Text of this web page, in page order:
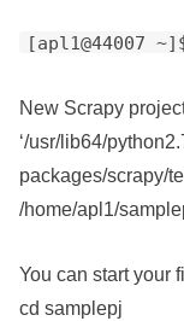
[apl1@44007
New Scrapy
‘/usr/lib64/
packages/scrapy/
/home/apl1/
You can start your
cd samplepj